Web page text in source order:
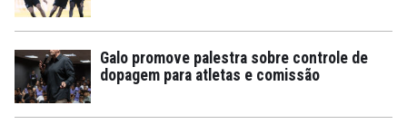
Galo promove palestra sobre controle de
dopagem para atletas e comissão